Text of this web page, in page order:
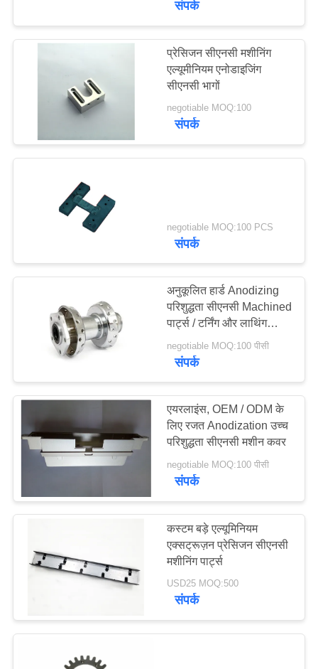
संपर्क
प्रेसिजन सीएनसी मशीनिंग
एल्यूमीनियम एनोडाइजिंग
सीएनसी भागों
negotiable MOQ:100
संपर्क
negotiable MOQ:100 PCS
संपर्क
अनुकूलित हार्ड Anodizing
परिशुद्धता सीएनसी Machined
पार्ट्स / टर्निंग और लाथिंग
स्टील पार्ट्स
negotiable MOQ:100 पीसी
संपर्क
एयरलाइंस, OEM / ODM के
लिए रजत Anodization उच्च
परिशुद्धता सीएनसी मशीन कवर
negotiable MOQ:100 पीसी
संपर्क
कस्टम बड़े एल्यूमिनियम
एक्सट्रूज़न प्रेसिजन सीएनसी
मशीनिंग पार्ट्स
USD25 MOQ:500
संपर्क